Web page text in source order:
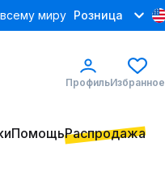
миру Розница
ПрофильИзбранное
ПомощьРаспродажа